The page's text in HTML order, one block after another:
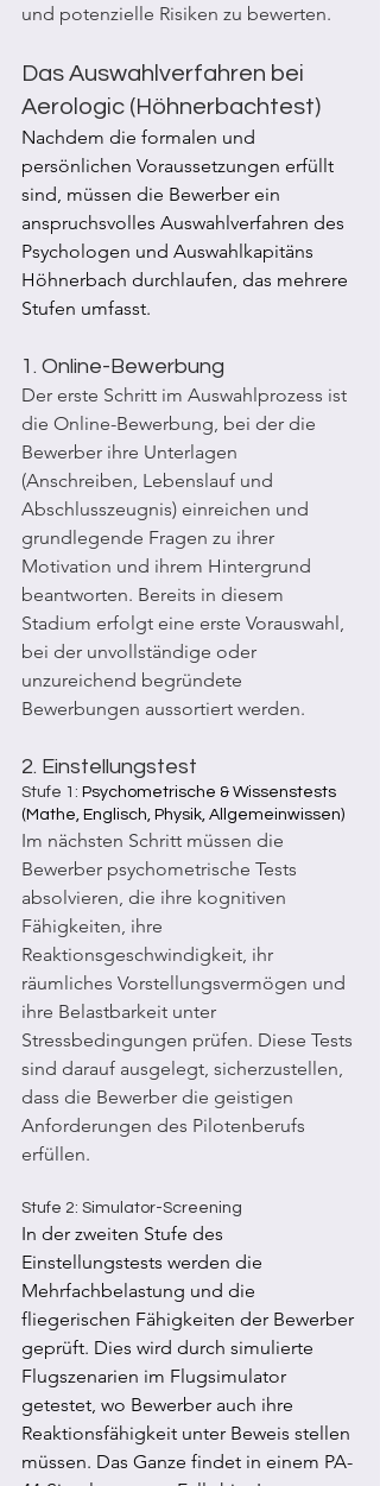
und potenzielle Risiken zu bewerten.
Das Auswahlverfahren bei
Aerologic (Höhnerbachtest)
Nachdem die formalen und
persönlichen Voraussetzungen erfüllt
sind, müssen die Bewerber ein
anspruchsvolles Auswahlverfahren des
Psychologen und Auswahlkapitäns
Höhnerbach durchlaufen, das mehrere
Stufen umfasst.
1. Online-Bewerbung
Der erste Schritt im Auswahlprozess ist
die Online-Bewerbung, bei der die
Bewerber ihre Unterlagen
(Anschreiben, Lebenslauf und
Abschlusszeugnis) einreichen und
grundlegende Fragen zu ihrer
Motivation und ihrem Hintergrund
beantworten. Bereits in diesem
Stadium erfolgt eine erste Vorauswahl,
bei der unvollständige oder
unzureichend begründete
Bewerbungen aussortiert werden.
2. Einstellungstest
Stufe 1: Psychometrische & Wissenstests
(Mathe, Englisch, Physik, Allgemeinwissen)
Im nächsten Schritt müssen die
Bewerber psychometrische Tests
absolvieren, die ihre kognitiven
Fähigkeiten, ihre
Reaktionsgeschwindigkeit, ihr
räumliches Vorstellungsvermögen und
ihre Belastbarkeit unter
Stressbedingungen prüfen. Diese Tests
sind darauf ausgelegt, sicherzustellen,
dass die Bewerber die geistigen
Anforderungen des Pilotenberufs
erfüllen.
Stufe 2: Simulator-Screening
In der zweiten Stufe des
Einstellungstests werden die
Mehrfachbelastung und die
fliegerischen Fähigkeiten der Bewerber
geprüft. Dies wird durch simulierte
Flugszenarien im Flugsimulator
getestet, wo Bewerber auch ihre
Reaktionsfähigkeit unter Beweis stellen
müssen. Das Ganze findet in einem PA-